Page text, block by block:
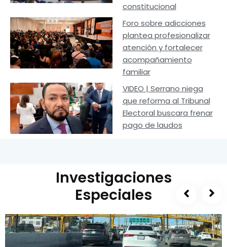
constitucional
Foro sobre adicciones
plantea profesionalizar
atención y fortalecer
acompañamiento
familiar
VIDEO | Serrano niega
que reforma al Tribunal
Electoral buscara frenar
pago de laudos
Investigaciones
Especiales